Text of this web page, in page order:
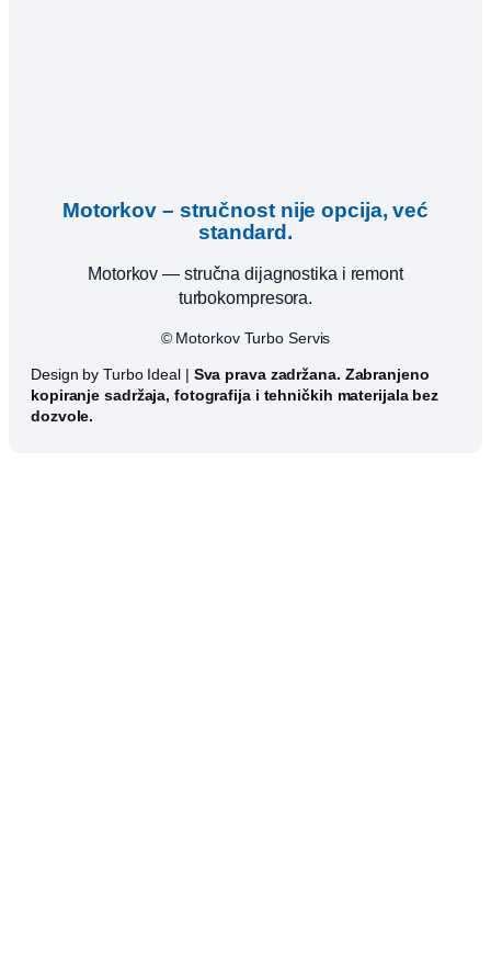
Motorkov – stručnost nije opcija, već
standard.
Motorkov — stručna dijagnostika i remont
turbokompresora.
© Motorkov Turbo Servis
Design by Turbo Ideal | Sva prava zadržana. Zabranjeno
kopiranje sadržaja, fotografija i tehničkih materijala bez
dozvole.